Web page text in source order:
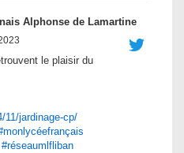
Alphonse de Lamartine
le plaisir du
11/jardinage-cp/
#réseaumlfliban